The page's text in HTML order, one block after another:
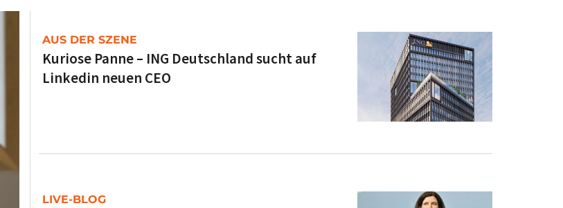
AUS DER SZENE
Kuriose Panne – ING Deutschland sucht auf
Linkedin neuen CEO
LIVE-BLOG